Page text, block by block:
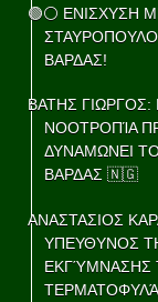
🟢⚪ ΕΝΙΣΧΥΣΗ
ΒΑΡΔΑΣ!
ΒΑΤΗΣ ΓΙΩΡΓΟΣ:
ΝΟΟΤΡΟΠΊΑ
ΔΥΝΑΜΩΝΕΙ
ΒΑΡΔΑΣ 🇳🇬
ΑΝΑΣΤΑΣΙΟΣ
ΥΠΕΥΘΥΝΟΣ
ΕΚΓΎΜΝΑΣΗΣ